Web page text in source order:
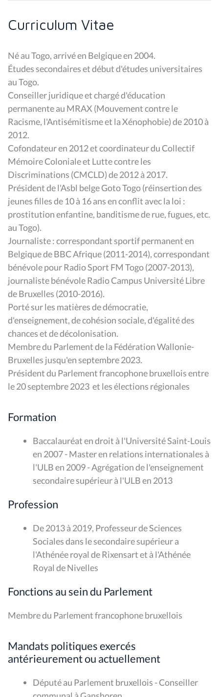
Curriculum Vitae
Né au Togo, arrivé en Belgique en 2004.
Études secondaires et début d'études universitaires
au Togo.
Conseiller juridique et chargé d'éducation
permanente au MRAX (Mouvement contre le
Racisme, l'Antisémitisme et la Xénophobie) de 2010 à
2012.
Cofondateur en 2012 et coordinateur du Collectif
Mémoire Coloniale et Lutte contre les
Discriminations (CMCLD) de 2012 à 2017.
Président de l'Asbl belge Goto Togo (réinsertion des
jeunes filles de 10 à 16 ans en conflit avec la loi :
prostitution enfantine, banditisme de rue, fugues, etc.
au Togo).
Journaliste : correspondant sportif permanent en
Belgique de BBC Afrique (2011-2014), correspondant
bénévole pour Radio Sport FM Togo (2007-2013),
journaliste bénévole Radio Campus Université Libre
de Bruxelles (2010-2016).
Porté sur les matières de démocratie,
d'enseignement, de cohésion sociale, d'égalité des
chances et de décolonisation.
Membre du Parlement de la Fédération Wallonie-
Bruxelles jusqu'en septembre 2023.
Président du Parlement francophone bruxellois entre
le 20 septembre 2023 et les élections régionales
Formation
Baccalauréat en droit à l'Université Saint-Louis
en 2007 - Master en relations internationales à
l'ULB en 2009 - Agrégation de l'enseignement
secondaire supérieur à l'ULB en 2013
Profession
De 2013 à 2019, Professeur de Sciences
Sociales dans le secondaire supérieur a
l'Athénée royal de Rixensart et à l'Athénée
Royal de Nivelles
Fonctions au sein du Parlement
Membre du Parlement francophone bruxellois
Mandats politiques exercés
antérieurement ou actuellement
Député au Parlement bruxellois - Conseiller